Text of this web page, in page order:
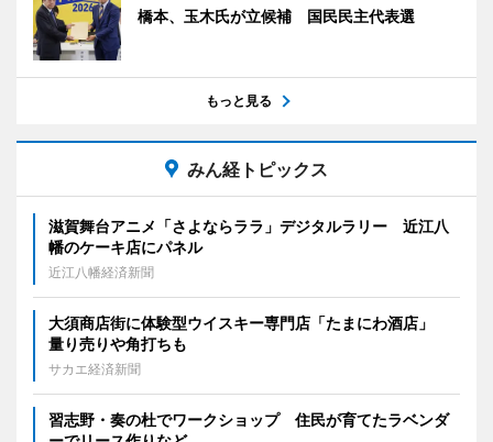
橋本、玉木氏が立候補 国民民主代表選
もっと見る
みん経トピックス
滋賀舞台アニメ「さよならララ」デジタルラリー 近江八
幡のケーキ店にパネル
近江八幡経済新聞
大須商店街に体験型ウイスキー専門店「たまにわ酒店」
量り売りや角打ちも
サカエ経済新聞
習志野・奏の杜でワークショップ 住民が育てたラベンダ